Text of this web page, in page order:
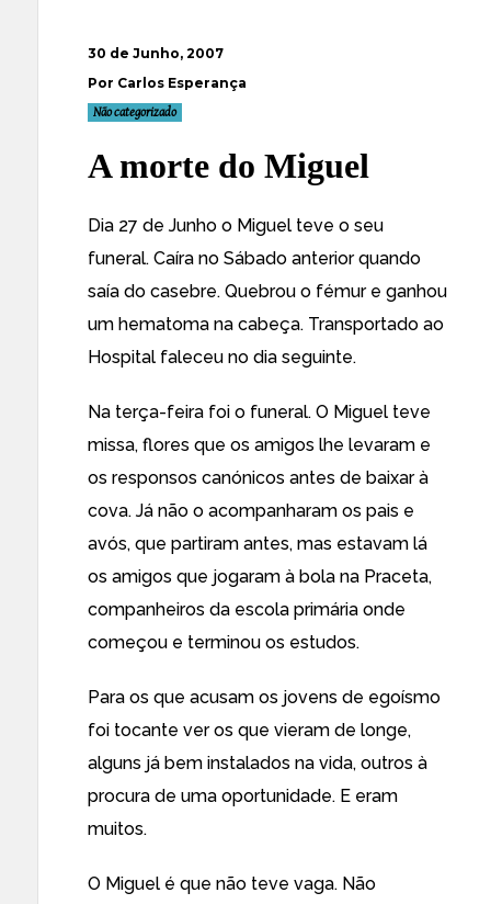
30 de Junho, 2007
Por Carlos Esperança
Não categorizado
A morte do Miguel
Dia 27 de Junho o Miguel teve o seu
funeral. Caíra no Sábado anterior quando
saía do casebre. Quebrou o fémur e ganhou
um hematoma na cabeça. Transportado ao
Hospital faleceu no dia seguinte.
Na terça-feira foi o funeral. O Miguel teve
missa, flores que os amigos lhe levaram e
os responsos canónicos antes de baixar à
cova. Já não o acompanharam os pais e
avós, que partiram antes, mas estavam lá
os amigos que jogaram à bola na Praceta,
companheiros da escola primária onde
começou e terminou os estudos.
Para os que acusam os jovens de egoísmo
foi tocante ver os que vieram de longe,
alguns já bem instalados na vida, outros à
procura de uma oportunidade. E eram
muitos.
O Miguel é que não teve vaga. Não